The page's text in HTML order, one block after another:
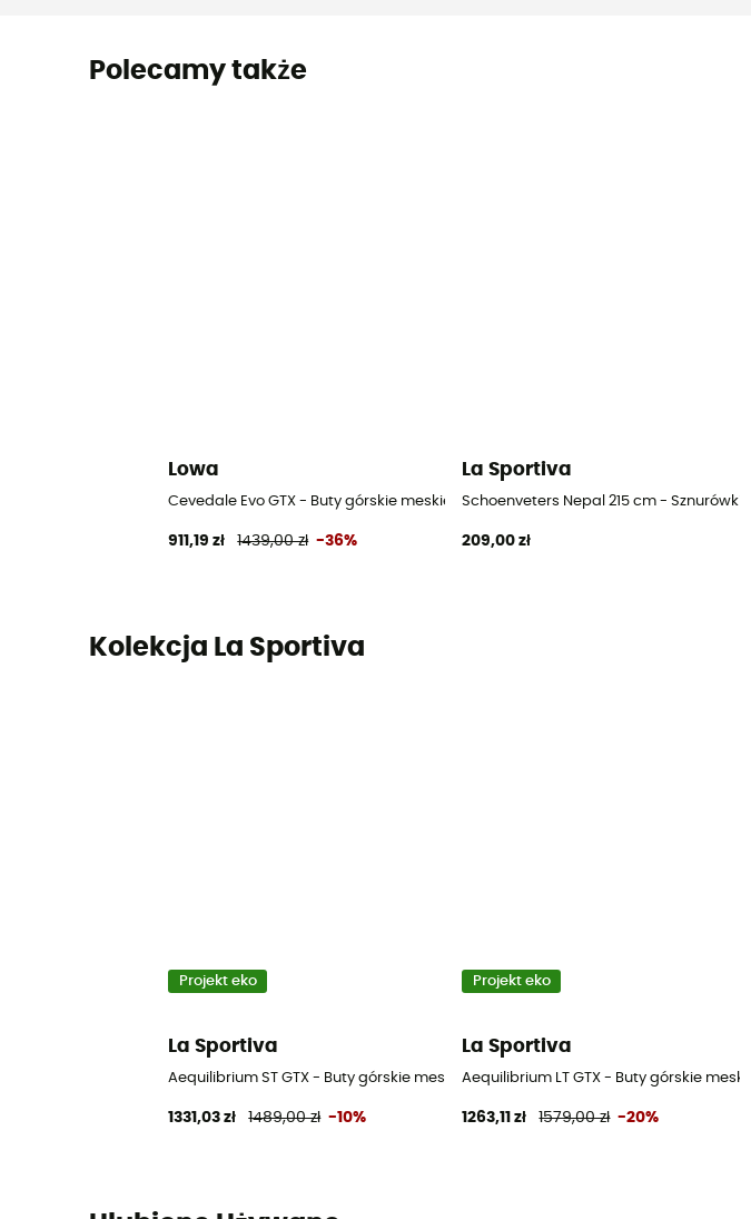
Polecamy także
Lowa
Cevedale Evo GTX - Buty górskie meskie
911,19 zł 1439,00 zł -36%
La Sportiva
Schoenveters Nepal 215 cm - Sznurówki
209,00 zł
Kolekcja La Sportiva
Projekt eko
La Sportiva
Aequilibrium ST GTX - Buty górskie meskie
1331,03 zł 1489,00 zł -10%
Projekt eko
La Sportiva
Aequilibrium LT GTX - Buty górskie meskie
1263,11 zł 1579,00 zł -20%